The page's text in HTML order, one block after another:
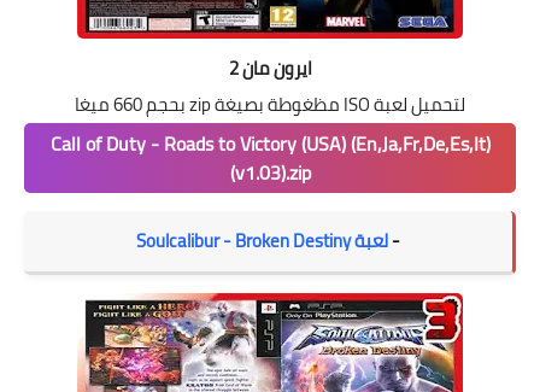
ايرون مان 2
لتحميل لعبة ISO مظغوطة بصيغة zip بحجم 660 ميغا
Call of Duty - Roads to Victory (USA) (En,Ja,Fr,De,Es,It)
(v1.03).zip
-لعبة Soulcalibur - Broken Destiny